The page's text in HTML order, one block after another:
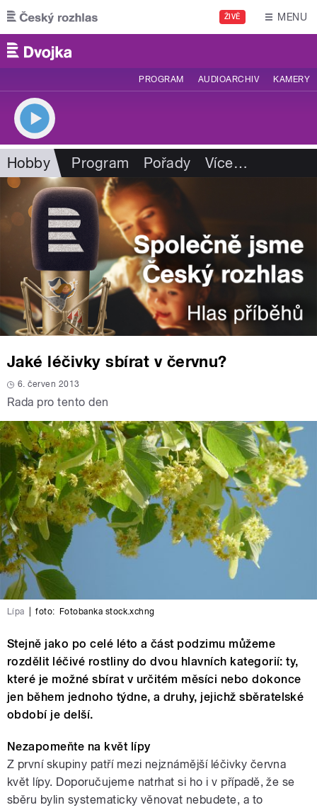
Přejít k hlavnímu obsahu
ŽIVĚ MENU
PROGRAM AUDIOARCHIV KAMERY
Hobby Program Pořady Více…
Jaké léčivky sbírat v červnu?
6. červen 2013
Rada pro tento den
Lípa foto: Fotobanka stock.xchng
Stejně jako po celé léto a část podzimu můžeme
rozdělit léčivé rostliny do dvou hlavních kategorií: ty,
které je možné sbírat v určitém měsíci nebo dokonce
jen během jednoho týdne, a druhy, jejichž sběratelské
období je delší.
Nezapomeňte na květ lípy
Z první skupiny patří mezi nejznámější léčivky června
květ lípy. Doporučujeme natrhat si ho i v případě, že se
sběru bylin systematicky věnovat nebudete, a to